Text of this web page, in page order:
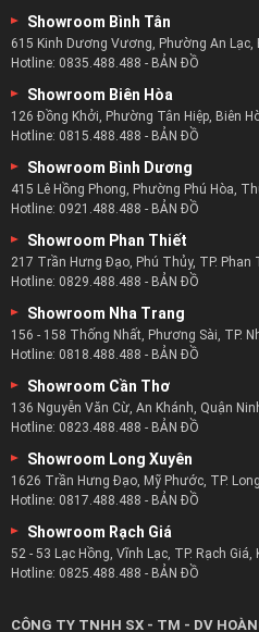
Showroom Bình Tân
615 Kinh Dương Vương, Phường An Lạc,
Hotline: 0835.488.488 - BẢN ĐỒ
Showroom Biên Hòa
126 Đồng Khởi, Phường Tân Hiệp, Biên
Hotline: 0815.488.488 - BẢN ĐỒ
Showroom Bình Dương
415 Lê Hồng Phong, Phường Phú Hòa,
Hotline: 0921.488.488 - BẢN ĐỒ
Showroom Phan Thiết
217 Trần Hưng Đạo, Phú Thủy, TP. Phan
Hotline: 0829.488.488 - BẢN ĐỒ
Showroom Nha Trang
156 - 158 Thống Nhất, Phương Sài, TP.
Hotline: 0818.488.488 - BẢN ĐỒ
Showroom Cần Thơ
136 Nguyễn Văn Cừ, An Khánh, Quận
Hotline: 0823.488.488 - BẢN ĐỒ
Showroom Long Xuyên
1626 Trần Hưng Đạo, Mỹ Phước, TP.
Hotline: 0817.488.488 - BẢN ĐỒ
Showroom Rạch Giá
52 - 53 Lạc Hồng, Vĩnh Lạc, TP. Rạch Giá,
Hotline: 0825.488.488 - BẢN ĐỒ
CÔNG TY TNHH SX - TM - DV